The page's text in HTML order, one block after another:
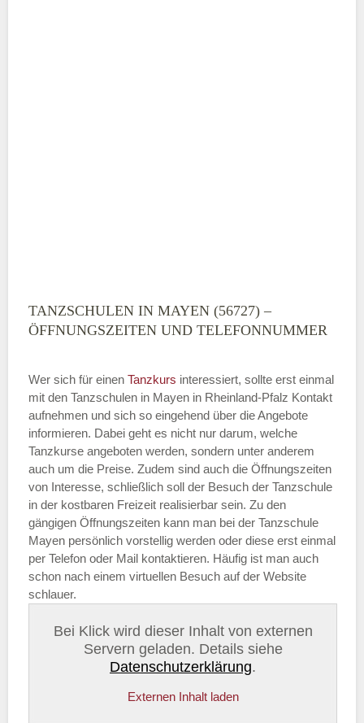
TANZSCHULEN IN MAYEN (56727) –
ÖFFNUNGSZEITEN UND TELEFONNUMMER
Wer sich für einen Tanzkurs interessiert, sollte erst einmal
mit den Tanzschulen in Mayen in Rheinland-Pfalz Kontakt
aufnehmen und sich so eingehend über die Angebote
informieren. Dabei geht es nicht nur darum, welche
Tanzkurse angeboten werden, sondern unter anderem
auch um die Preise. Zudem sind auch die Öffnungszeiten
von Interesse, schließlich soll der Besuch der Tanzschule
in der kostbaren Freizeit realisierbar sein. Zu den
gängigen Öffnungszeiten kann man bei der Tanzschule
Mayen persönlich vorstellig werden oder diese erst einmal
per Telefon oder Mail kontaktieren. Häufig ist man auch
schon nach einem virtuellen Besuch auf der Website
schlauer.
Bei Klick wird dieser Inhalt von externen
Servern geladen. Details siehe
Datenschutzerklärung.
Externen Inhalt laden